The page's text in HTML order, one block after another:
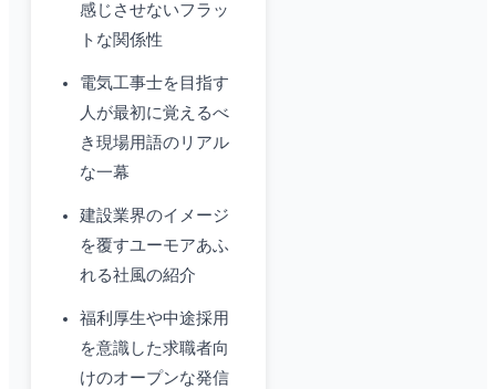
感じさせないフラッ
トな関係性
電気工事士を目指す
人が最初に覚えるべ
き現場用語のリアル
な一幕
建設業界のイメージ
を覆すユーモアあふ
れる社風の紹介
福利厚生や中途採用
を意識した求職者向
けのオープンな発信